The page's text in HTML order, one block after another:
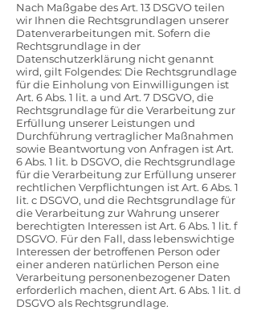
Nach Maßgabe des Art. 13 DSGVO teilen
wir Ihnen die Rechtsgrundlagen unserer
Datenverarbeitungen mit. Sofern die
Rechtsgrundlage in der
Datenschutzerklärung nicht genannt
wird, gilt Folgendes: Die Rechtsgrundlage
für die Einholung von Einwilligungen ist
Art. 6 Abs. 1 lit. a und Art. 7 DSGVO, die
Rechtsgrundlage für die Verarbeitung zur
Erfüllung unserer Leistungen und
Durchführung vertraglicher Maßnahmen
sowie Beantwortung von Anfragen ist Art.
6 Abs. 1 lit. b DSGVO, die Rechtsgrundlage
für die Verarbeitung zur Erfüllung unserer
rechtlichen Verpflichtungen ist Art. 6 Abs. 1
lit. c DSGVO, und die Rechtsgrundlage für
die Verarbeitung zur Wahrung unserer
berechtigten Interessen ist Art. 6 Abs. 1 lit. f
DSGVO. Für den Fall, dass lebenswichtige
Interessen der betroffenen Person oder
einer anderen natürlichen Person eine
Verarbeitung personenbezogener Daten
erforderlich machen, dient Art. 6 Abs. 1 lit. d
DSGVO als Rechtsgrundlage.